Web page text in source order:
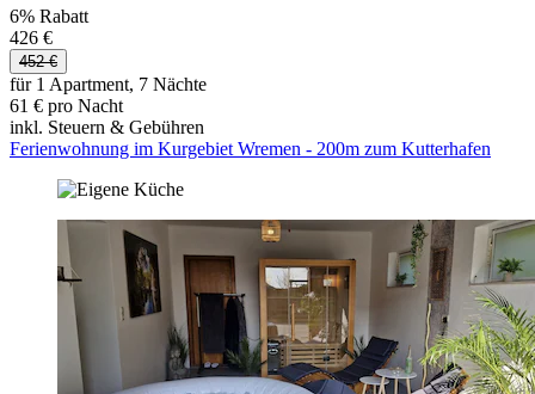
6% Rabatt
426 €
452 €
für 1 Apartment, 7 Nächte
61 € pro Nacht
inkl. Steuern & Gebühren
Ferienwohnung im Kurgebiet Wremen - 200m zum Kutterhafen